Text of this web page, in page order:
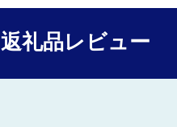
返礼品レビュー